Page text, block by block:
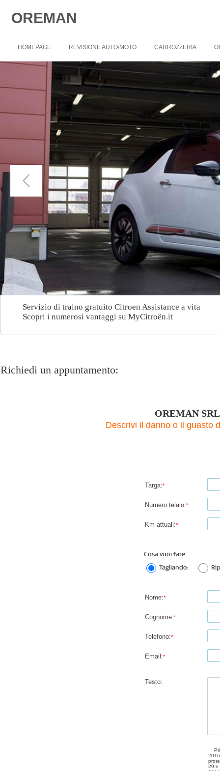
Richiedi un appuntamento:
OREMAN SRL
Richiedi un appuntamento:
OREMAN
Targa:*
Numero telaio:*
Km attuali:*
Cosa vuoi fare:
Tagliando:
Nome:*
Cognome:*
Telefono:*
Email:*
Testo:
Descrivi il danno o il guasto
Servizio di traino gratuito Citroen Assistance a vita
Scopri i numerosi vantaggi su MyCitroën.it
HOMEPAGE REVISIONE AUTO/MOTO CARROZZERIA